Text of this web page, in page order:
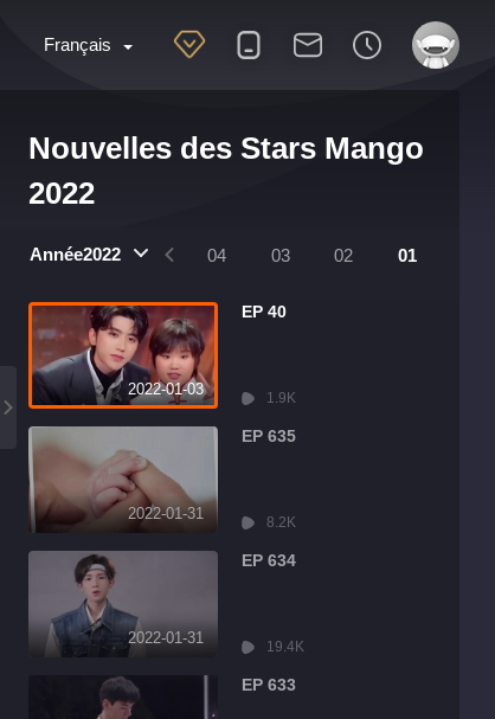
Français
Nouvelles des Stars Mango
2022
Année2022
07 06 05 04 03 02 01
2022-01-03
EP 40
1.9K
2022-01-31
EP 635
8.2K
2022-01-31
EP 634
19.4K
EP 633